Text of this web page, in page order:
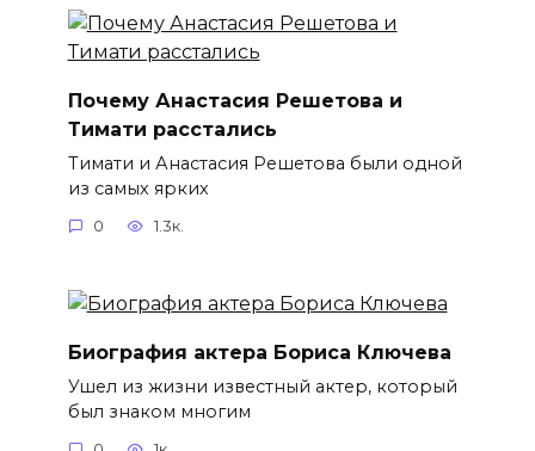
Почему Анастасия Решетова и
Тимати расстались
Тимати и Анастасия Решетова были одной
из самых ярких
0 1.3к.
Биография актера Бориса Ключева
Ушел из жизни известный актер, который
был знаком многим